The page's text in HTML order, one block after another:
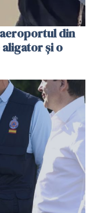
din
și o